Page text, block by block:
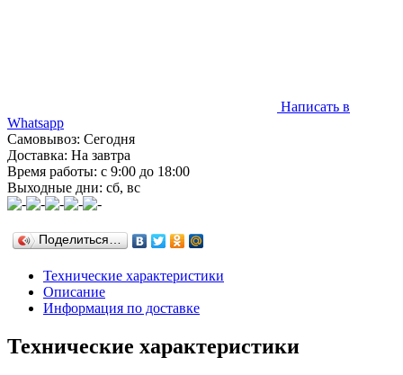
Написать в
Whatsapp
Самовывоз: Сегодня
Доставка: На завтра
Время работы: с 9:00 до 18:00
Выходные дни: сб, вс
Поделиться…
Технические характеристики
Описание
Информация по доставке
Технические характеристики